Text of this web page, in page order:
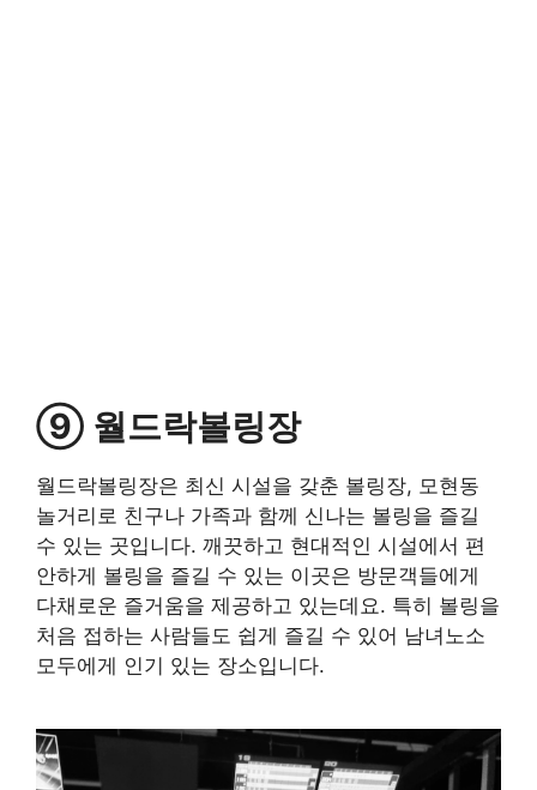
⑨ 월드락볼링장
월드락볼링장은 최신 시설을 갖춘 볼링장, 모현동
놀거리로 친구나 가족과 함께 신나는 볼링을 즐길
수 있는 곳입니다. 깨끗하고 현대적인 시설에서 편
안하게 볼링을 즐길 수 있는 이곳은 방문객들에게
다채로운 즐거움을 제공하고 있는데요. 특히 볼링을
처음 접하는 사람들도 쉽게 즐길 수 있어 남녀노소
모두에게 인기 있는 장소입니다.